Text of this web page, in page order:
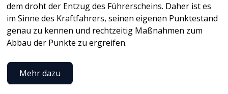
dem droht der Entzug des Führerscheins. Daher ist es
im Sinne des Kraftfahrers, seinen eigenen Punktestand
genau zu kennen und rechtzeitig Maßnahmen zum
Abbau der Punkte zu ergreifen.
Mehr dazu